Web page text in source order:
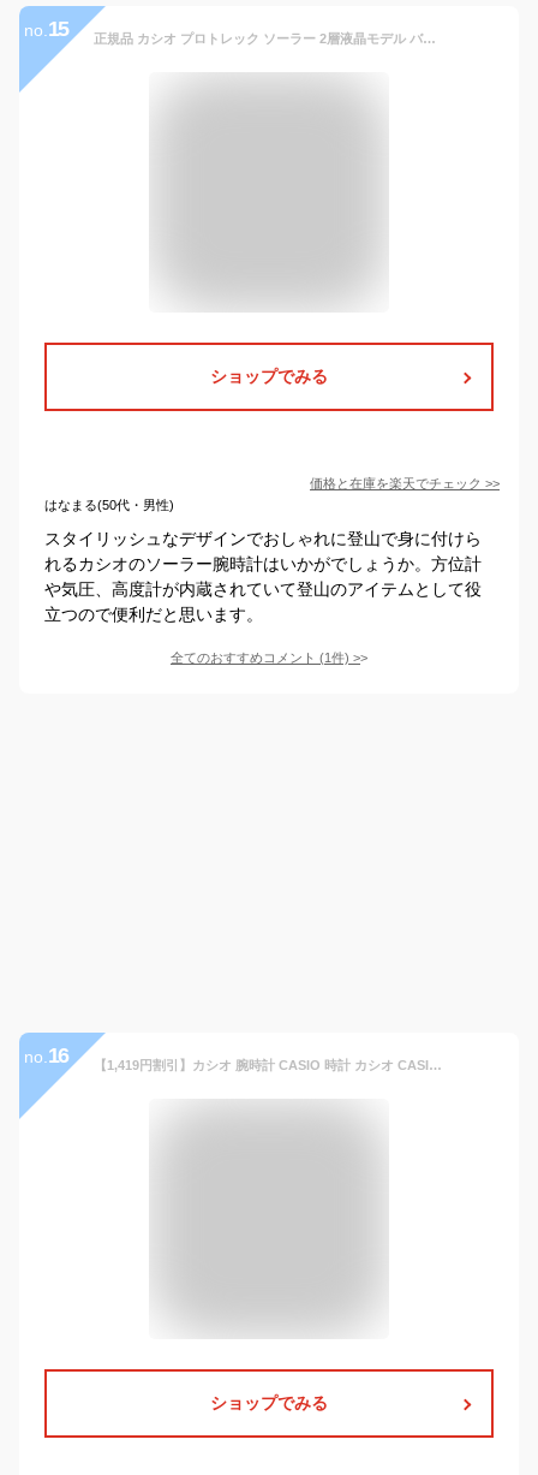
no. 15 正規品 カシオ プロトレック ソーラー 2層液晶モデル バイオマスプラスチック ブラック PRG-340-1JF CASIO PROTREK デジタル ラウンド 方位計 気圧/ 高度計 温度計測 自然に優しいエコ素材採用 SDGs 登山向け メンズ 腕時計（PRG3401JF）【あす楽】
ショップでみる
価格と在庫を楽天でチェック >>
はなまる(50代・男性)
スタイリッシュなデザインでおしゃれに登山で身に付けら
れるカシオのソーラー腕時計はいかがでしょうか。方位計
や気圧、高度計が内蔵されていて登山のアイテムとして役
立つので便利だと思います。
全てのおすすめコメント (1件) >
no. 16 【1,419円割引】カシオ 腕時計 CASIO 時計 カシオ CASIO ジー ショック Gショック G-SHOCK 男性 向け メンズ GAS-100B-1A アナログ 人気 おすすめ おしゃれ ブランド プレゼント ギフト キャンプ フェス 登山
ショップでみる